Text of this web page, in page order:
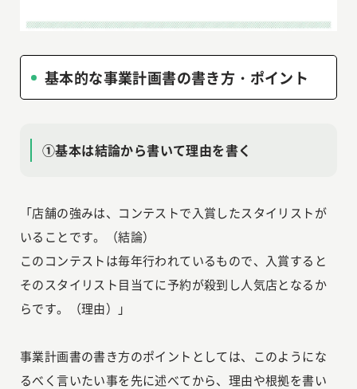
基本的な事業計画書の書き方・ポイント
①基本は結論から書いて理由を書く
「店舗の強みは、コンテストで入賞したスタイリストが
いることです。（結論）
このコンテストは毎年行われているもので、入賞すると
そのスタイリスト目当てに予約が殺到し人気店となるか
らです。（理由）」
事業計画書の書き方のポイントとしては、このようにな
るべく言いたい事を先に述べてから、理由や根拠を書い